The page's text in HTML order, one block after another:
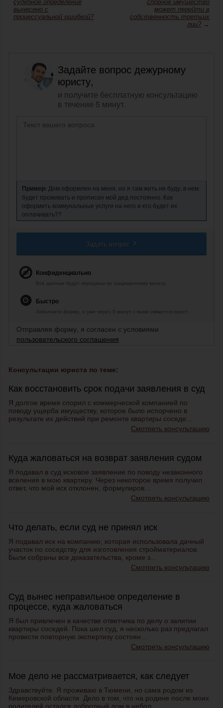
судебное определение
вынесено с
процессуальной ошибкой?
спорное имущество
может перейти в
собственность третьих
лиц? →
Задайте вопрос дежурному
юристу,
и получите бесплатную консультацию
в течение 5 минут.
Пример: Дом оформлен на меня, но я там жить не буду, в нем
будет проживать и прописан мой дед постоянно. Как
оформить коммунальные услуги на него и кто будет их
оплачивать??
Задать вопрос
Конфиденциально
Все данные будут переданы по защищенному каналу.
Быстро
Заполните форму, и уже через 5 минут с вами свяжется юрист.
Отправляя форму, я согласен с условиями
пользовательского соглашения
Консультации юриста по теме:
Как восстановить срок подачи заявления в суд
Я долгое время спорил с коммерческой компанией по
поводу ущерба имуществу, которое было испорчено в
результате их действий при ремонте квартиры соседе...
Смотреть консультацию
Куда жаловаться на возврат заявления судом
Я подавал в суд исковое заявление по поводу незаконного
вселения в мою квартиру. Через некоторое время получил
ответ, что мой иск отклонен, формулиров...
Смотреть консультацию
Что делать, если суд не принял иск
Я подавал иск на компанию, которая использовала дачный
участок по соседству для изготовления стройматериалов.
Были собраны все доказательства, кроме з...
Смотреть консультацию
Суд вынес неправильное определение в
процессе, куда жаловаться
Я был привлечен в качестве ответчика по делу о залитии
квартиры соседей. Пока шел суд, я несколько раз предлагал
провести повторную экспертизу состоян...
Смотреть консультацию
Мое дело не рассматривается, как следует
Здравствуйте. Я проживаю в Тюмени, но сама родом из
Кемеровской области. Дело в том, что на родине после моих
родителей остался добротный дом в небол...